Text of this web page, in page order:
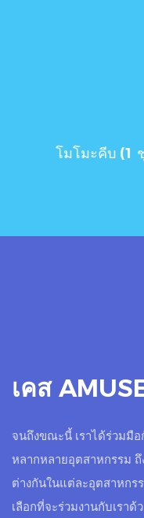
โมโมะคลอว์
เคส
จนถึงขณะนี้ เราได้ร่วมมื
หลากหลายอุตสาหกรรม
ต่างกันในแต่ละอุตสาหกร
เลือกที่จะร่วมงานกับเราด้